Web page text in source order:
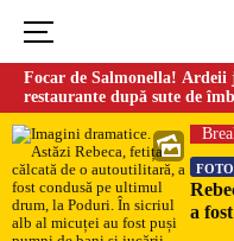
Focar de Salmonella!
restaurante după sute de
FOTO
a